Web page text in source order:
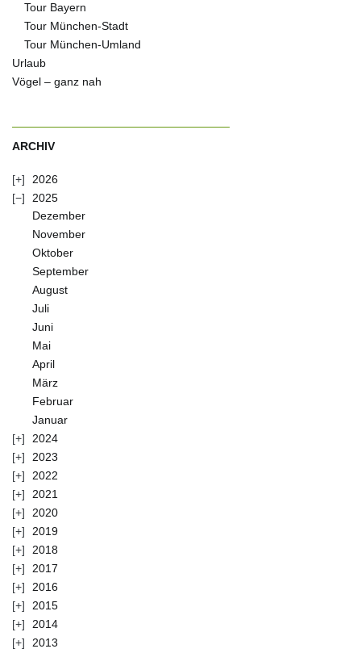
Tour Bayern
Tour München-Stadt
Tour München-Umland
Urlaub
Vögel – ganz nah
ARCHIV
2026
2025
Dezember
November
Oktober
September
August
Juli
Juni
Mai
April
März
Februar
Januar
2024
2023
2022
2021
2020
2019
2018
2017
2016
2015
2014
2013